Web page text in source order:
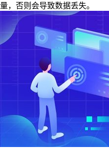
量，否则会导致数据丢失。